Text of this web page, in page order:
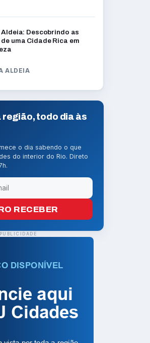
Descobrindo as
uma Cidade Rica em
ALDEIA
região, todo dia às
o dia sabendo o que
do interior do Rio. Direto
RECEBER
PUBLICIDADE